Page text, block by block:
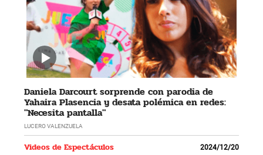
Daniela Darcourt sorprende con parodia de
Yahaira Plasencia y desata polémica en redes:
"Necesita pantalla"
LUCERO VALENZUELA
Videos de Espectáculos 2024/12/20